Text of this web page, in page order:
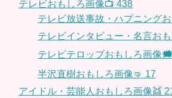
テレビおもしろ画像📺 438
テレビ放送事故・ハプニング
テレビインタビュー・名言お
テレビテロップおもしろ画像
半沢直樹おもしろ画像🤜 17
アイドル・芸能人おもしろ画像👯